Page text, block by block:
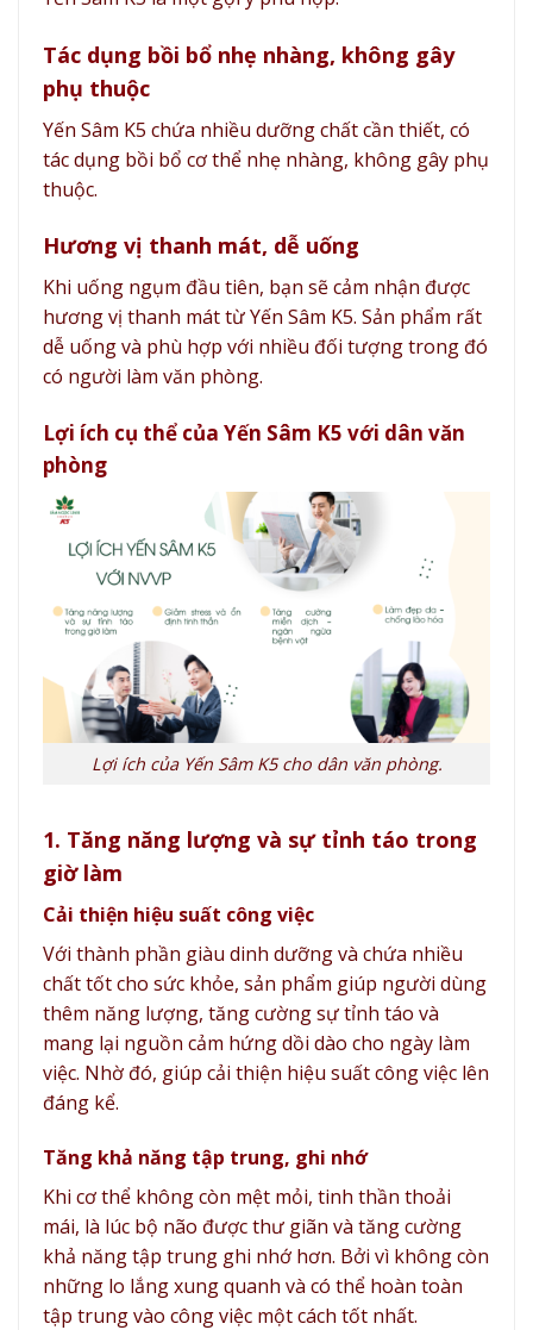
Tác dụng bồi bổ nhẹ nhàng, không gây
phụ thuộc
Yến Sâm K5 chứa nhiều dưỡng chất cần thiết, có
tác dụng bồi bổ cơ thể nhẹ nhàng, không gây phụ
thuộc.
Hương vị thanh mát, dễ uống
Khi uống ngụm đầu tiên, bạn sẽ cảm nhận được
hương vị thanh mát từ Yến Sâm K5. Sản phẩm rất
dễ uống và phù hợp với nhiều đối tượng trong đó
có người làm văn phòng.
Lợi ích cụ thể của Yến Sâm K5 với dân văn
phòng
Lợi ích của Yến Sâm K5 cho dân văn phòng.
1. Tăng năng lượng và sự tỉnh táo trong
giờ làm
Cải thiện hiệu suất công việc
Với thành phần giàu dinh dưỡng và chứa nhiều
chất tốt cho sức khỏe, sản phẩm giúp người dùng
thêm năng lượng, tăng cường sự tỉnh táo và
mang lại nguồn cảm hứng dồi dào cho ngày làm
việc. Nhờ đó, giúp cải thiện hiệu suất công việc lên
đáng kể.
Tăng khả năng tập trung, ghi nhớ
Khi cơ thể không còn mệt mỏi, tinh thần thoải
mái, là lúc bộ não được thư giãn và tăng cường
khả năng tập trung ghi nhớ hơn. Bởi vì không còn
những lo lắng xung quanh và có thể hoàn toàn
tập trung vào công việc một cách tốt nhất.